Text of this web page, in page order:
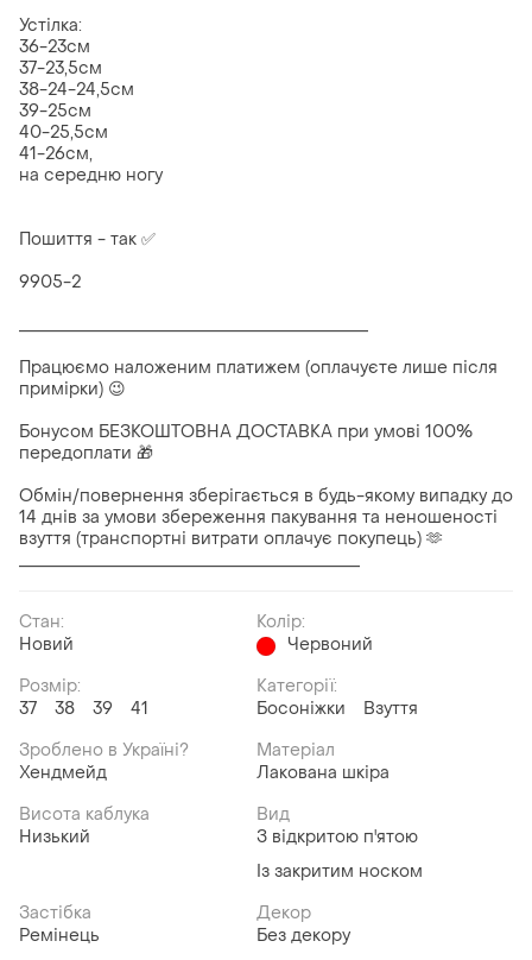
Устілка:
36-23см
37-23,5см
38-24-24,5см
39-25см
40-25,5см
41-26см,
на середню ногу
Пошиття - так ✅
9905-2
__________________________________________
Працюємо наложеним платижем (оплачуєте лише після
примірки) 😉
Бонусом БЕЗКОШТОВНА ДОСТАВКА при умові 100%
передоплати 🎁
Обмін/повернення зберігається в будь-якому випадку до
14 днів за умови збереження пакування та неношеності
взуття (транспортні витрати оплачує покупець) 🫶
_________________________________________
Стан:
Новий
Колір:
Червоний
Розмір:
37
38 39 41
Категорії:
Босоніжки
Взуття
Зроблено в Україні?
Хендмейд
Матеріал
Лакована шкіра
Висота каблука
Низький
Вид
З відкритою п'ятою
Із закритим носком
Застібка
Ремінець
Декор
Без декору